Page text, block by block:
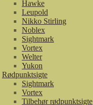
Hawke
Leupold
Nikko Stirling
Noblex
Sightmark
Vortex
Welter
Yukon
Rødpunktsigte
Sightmark
Vortex
Tilbehør rødpunktsigte